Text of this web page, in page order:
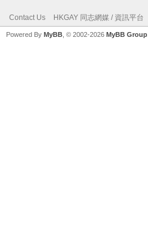
Contact Us HKGAY 同志網媒 / 資訊平台
Powered By MyBB , © 2002-2026 MyBB Group